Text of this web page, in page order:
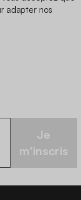
adapter nos
Je
m'inscris